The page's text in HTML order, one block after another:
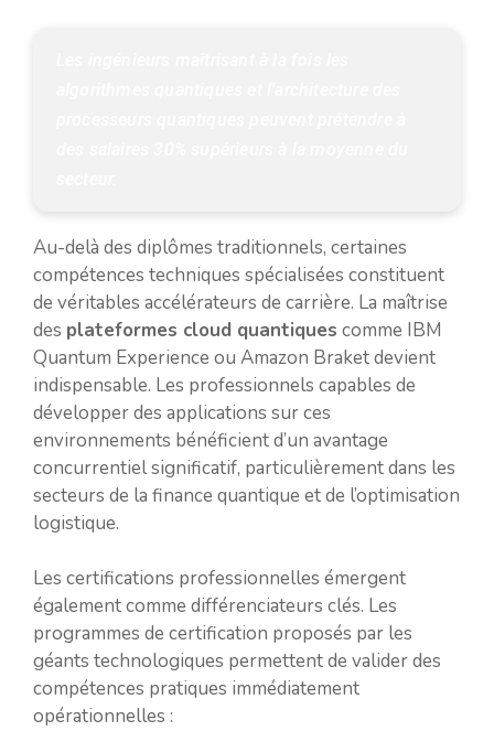
Au-delà des diplômes traditionnels, certaines
compétences techniques spécialisées constituent
de véritables accélérateurs de carrière. La maîtrise
des plateformes cloud quantiques comme IBM
Quantum Experience ou Amazon Braket devient
indispensable. Les professionnels capables de
développer des applications sur ces
environnements bénéficient d’un avantage
concurrentiel significatif, particulièrement dans les
secteurs de la finance quantique et de l’optimisation
logistique.
Les certifications professionnelles émergent
également comme différenciateurs clés. Les
programmes de certification proposés par les
géants technologiques permettent de valider des
compétences pratiques immédiatement
opérationnelles :